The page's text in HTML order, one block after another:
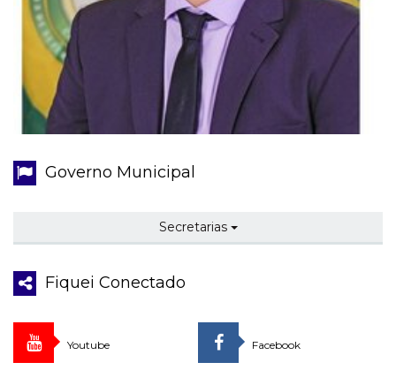
Governo Municipal
Secretarias
Fiquei Conectado
Youtube Facebook